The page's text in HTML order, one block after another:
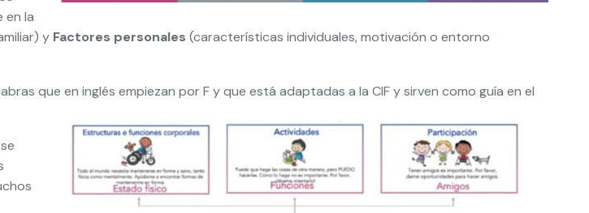
en la
y Factores personales (características individuales, motivación o entorno
que en inglés empiezan por F y que está adaptadas a la CIF y sirven como guía en el